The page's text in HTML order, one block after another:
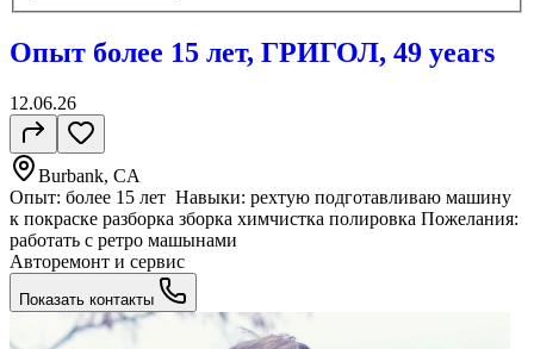
Опыт более 15 лет, ГРИГОЛ, 49 years
12.06.26
Burbank, CA
Опыт: более 15 лет Навыки: рехтую подготавливаю машину
к покраске разборка зборка химчистка полировка Пожелания:
работать с ретро машынами
Авторемонт и cервис
Показать контакты